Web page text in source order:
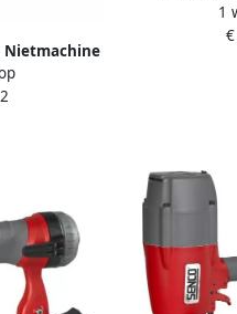
Nietmachine
1W2026N
1